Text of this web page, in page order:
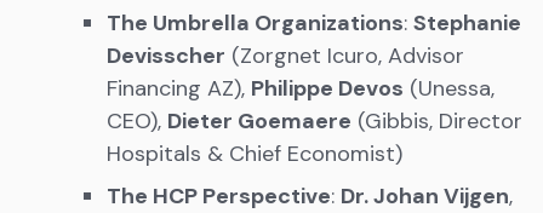
The Umbrella Organizations: Stephanie
Devisscher (Zorgnet Icuro, Advisor
Financing AZ), Philippe Devos (Unessa,
CEO), Dieter Goemaere (Gibbis, Director
Hospitals & Chief Economist)
The HCP Perspective: Dr. Johan Vijgen,